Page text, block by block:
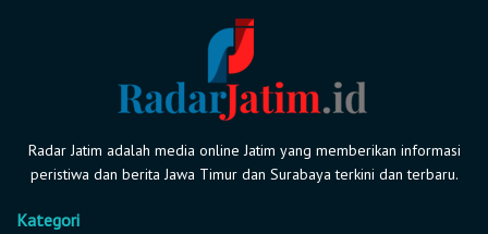
Radar Jatim adalah media online Jatim yang memberikan informasi
peristiwa dan berita Jawa Timur dan Surabaya terkini dan terbaru.
Kategori